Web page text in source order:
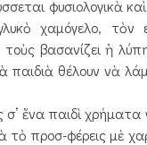
φυσιολογικὰ
χαμόγελο, τὸν
βασανίζει ἡ
παιδιὰ θέλουν νὰ
ἕνα παιδὶ χρήματα
τὸ προσ-φέρεις μὲ